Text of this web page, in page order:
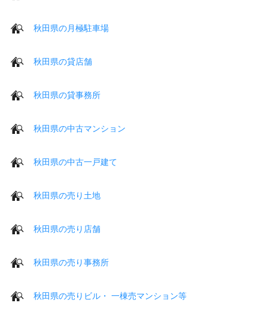
秋田県の月極駐車場
秋田県の貸店舗
秋田県の貸事務所
秋田県の中古マンション
秋田県の中古一戸建て
秋田県の売り土地
秋田県の売り店舗
秋田県の売り事務所
秋田県の売りビル・ 一棟売マンション等